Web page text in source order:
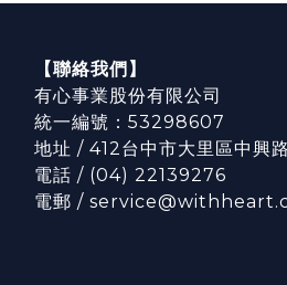
【聯絡我們】
有心事業股份有限公司
統一編號：53298607
地址 / 412台中市大里區中興
電話 / (04) 22139276
電郵 /